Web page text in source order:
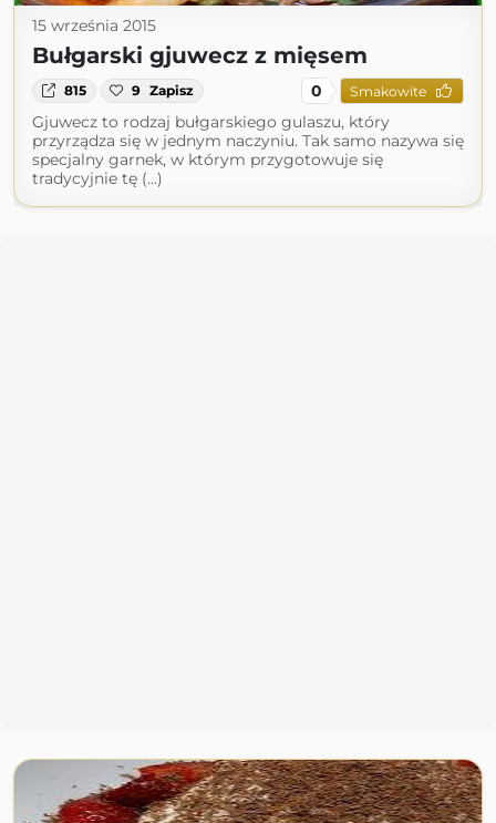
15 września 2015
Bułgarski gjuwecz z mięsem
815 9 Zapisz 0 Smakowite
Gjuwecz to rodzaj bułgarskiego gulaszu, który
przyrządza się w jednym naczyniu. Tak samo nazywa się
specjalny garnek, w którym przygotowuje się
tradycyjnie tę (...)